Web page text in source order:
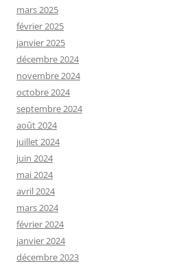
mars 2025
février 2025
janvier 2025
décembre 2024
novembre 2024
octobre 2024
septembre 2024
août 2024
juillet 2024
juin 2024
mai 2024
avril 2024
mars 2024
février 2024
janvier 2024
décembre 2023